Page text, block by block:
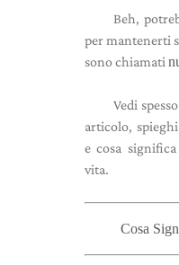
Beh,
per mantenerti
sono chiamati
Vedi
articolo,
e cosa
vita.
Cosa